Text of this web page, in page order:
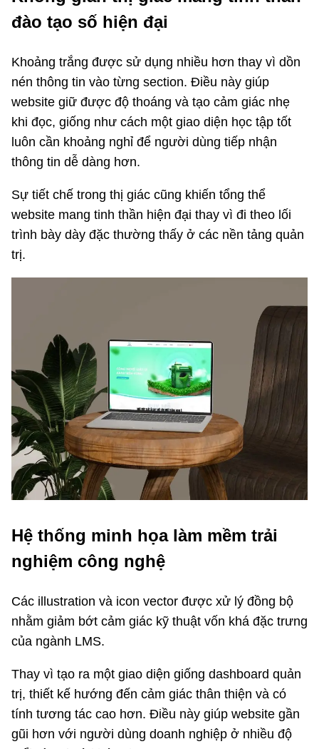
đào tạo số hiện đại
Khoảng trắng được sử dụng nhiều hơn thay vì dồn
nén thông tin vào từng section. Điều này giúp
website giữ được độ thoáng và tạo cảm giác nhẹ
khi đọc, giống như cách một giao diện học tập tốt
luôn cần khoảng nghỉ để người dùng tiếp nhận
thông tin dễ dàng hơn.
Sự tiết chế trong thị giác cũng khiến tổng thể
website mang tinh thần hiện đại thay vì đi theo lối
trình bày dày đặc thường thấy ở các nền tảng quản
trị.
Hệ thống minh họa làm mềm trải
nghiệm công nghệ
Các illustration và icon vector được xử lý đồng bộ
nhằm giảm bớt cảm giác kỹ thuật vốn khá đặc trưng
của ngành LMS.
Thay vì tạo ra một giao diện giống dashboard quản
trị, thiết kế hướng đến cảm giác thân thiện và có
tính tương tác cao hơn. Điều này giúp website gần
gũi hơn với người dùng doanh nghiệp ở nhiều độ